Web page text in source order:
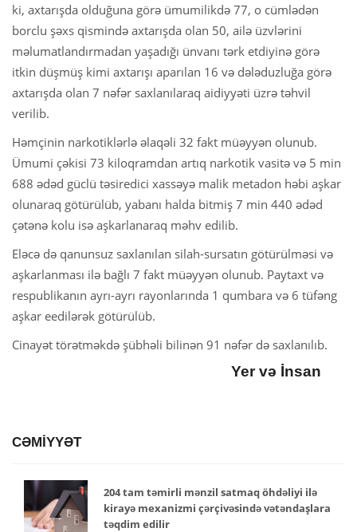
ki, axtarışda olduğuna görə ümumilikdə 77, o cümlədən
borclu şəxs qismində axtarışda olan 50, ailə üzvlərini
məlumatlandırmadan yaşadığı ünvanı tərk etdiyinə görə
itkin düşmüş kimi axtarışı aparılan 16 və dələduzluğa görə
axtarışda olan 7 nəfər saxlanılaraq aidiyyəti üzrə təhvil
verilib.
Həmçinin narkotiklərlə əlaqəli 32 fakt müəyyən olunub.
Ümumi çəkisi 73 kiloqramdan artıq narkotik vasitə və 5 min
688 ədəd güclü təsiredici xassəyə malik metadon həbi aşkar
olunaraq götürülüb, yabanı halda bitmiş 7 min 440 ədəd
çətənə kolu isə aşkarlanaraq məhv edilib.
Eləcə də qanunsuz saxlanılan silah-sursatın götürülməsi və
aşkarlanması ilə bağlı 7 fakt müəyyən olunub. Paytaxt və
respublikanın ayrı-ayrı rayonlarında 1 qumbara və 6 tüfəng
aşkar eedilərək götürülüb.
Cinayət törətməkdə şübhəli bilinən 91 nəfər də saxlanılıb.
Yer və İnsan
CƏMİYYƏT
204 tam təmirli mənzil satmaq öhdəliyi ilə
kirayə mexanizmi çərçivəsində vətəndaşlara
təqdim edilir